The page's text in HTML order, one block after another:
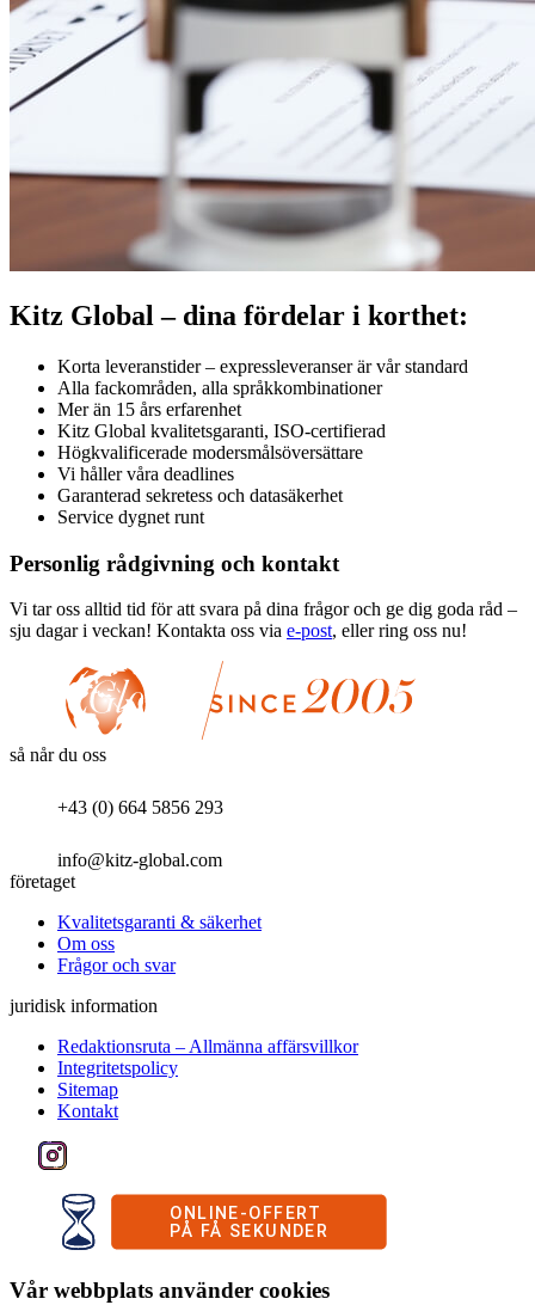
Kitz Global – dina fördelar i korthet:
Korta leveranstider – expressleveranser är vår standard
Alla fackområden, alla språkkombinationer
Mer än 15 års erfarenhet
Kitz Global kvalitetsgaranti, ISO-certifierad
Högkvalificerade modersmålsöversättare
Vi håller våra deadlines
Garanterad sekretess och datasäkerhet
Service dygnet runt
Personlig rådgivning och kontakt
Vi tar oss alltid tid för att svara på dina frågor och ge dig goda råd –
sju dagar i veckan! Kontakta oss via e-post, eller ring oss nu!
så når du oss
+43 (0) 664 5856 293
info@kitz-global.com
företaget
Kvalitetsgaranti & säkerhet
Om oss
Frågor och svar
juridisk information
Redaktionsruta – Allmänna affärsvillkor
Integritetspolicy
Sitemap
Kontakt
Vår webbplats använder cookies